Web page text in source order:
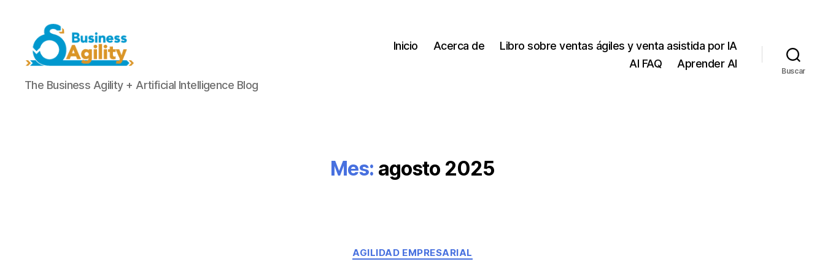
Business
Agility+AI
The Business Agility + Artificial Intelligence Blog
Inicio Acerca de
Libro sobre ventas ágiles y venta asistida por IA
AI FAQ
Aprender AI
Buscar
Mes: agosto 2025
Categorías
AGILIDAD EMPRESARIAL